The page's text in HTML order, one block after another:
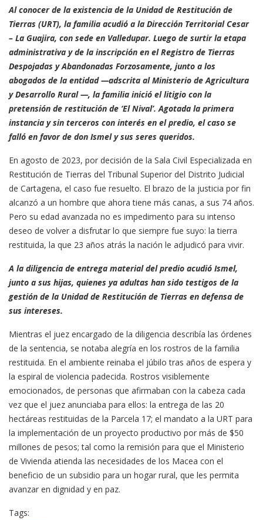
Al conocer de la existencia de la Unidad de Restitución de
Tierras (URT), la familia acudió a la Dirección Territorial Cesar
– La Guajira, con sede en Valledupar. Luego de surtir la etapa
administrativa y de la inscripción en el Registro de Tierras
Despojadas y Abandonadas Forzosamente, junto a los
abogados de la entidad —adscrita al Ministerio de Agricultura
y Desarrollo Rural —, la familia inició el litigio con la
pretensión de restitución de ‘El Nival’. Agotada la primera
instancia y sin terceros con interés en el predio, el caso se
falló en favor de don Ismel y sus seres queridos.
En agosto de 2023, por decisión de la Sala Civil Especializada en
Restitución de Tierras del Tribunal Superior del Distrito Judicial
de Cartagena, el caso fue resuelto. El brazo de la justicia por fin
alcanzó a un hombre que ahora tiene más canas, a sus 74 años.
Pero su edad avanzada no es impedimento para su intenso
deseo de volver a disfrutar lo que siempre fue suyo: la tierra
restituida, la que 23 años atrás la nación le adjudicó para vivir.
A la diligencia de entrega material del predio acudió Ismel,
junto a sus hijas, quienes ya adultas han sido testigos de la
gestión de la Unidad de Restitución de Tierras en defensa de
sus intereses.
Mientras el juez encargado de la diligencia describía las órdenes
de la sentencia, se notaba alegría en los rostros de la familia
restituida. En el ambiente reinaba el júbilo tras años de espera y
la espiral de violencia padecida. Rostros visiblemente
emocionados, de personas que afirmaban con la cabeza cada
vez que el juez anunciaba para ellos: la entrega de las 20
hectáreas restituidas de la Parcela 17; el mandato a la URT para
la implementación de un proyecto productivo por más de $50
millones de pesos; tal como la remisión para que el Ministerio
de Vivienda atienda las necesidades de los Macea con el
beneficio de un subsidio para un hogar rural, que les permita
avanzar en dignidad y en paz.
Tags: